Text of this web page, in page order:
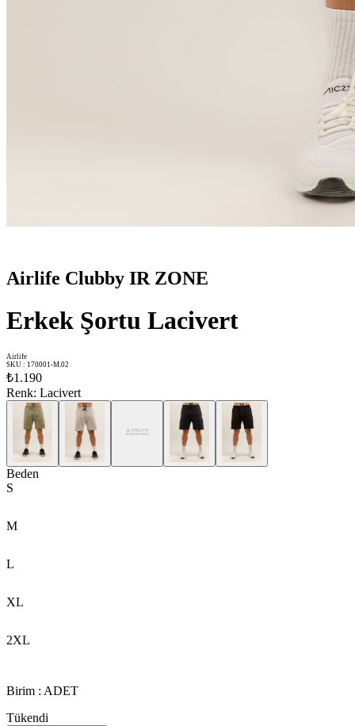
Airlife Clubby IR ZONE
Erkek Şortu Lacivert
Airlife
SKU : 170001-M.02
₺1.190
Renk: Lacivert
Beden
S
M
L
XL
2XL
Birim : ADET
Tükendi